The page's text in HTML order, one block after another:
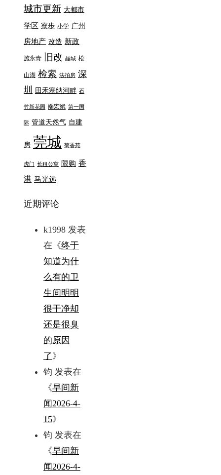
城市更新 大都市
学区 寮步 小学 广州
房地产 改造 新政
施永青 旧改 晶城 松
山湖 检索 法拍房 深
圳
田禾塞纳河畔 石
竹新花园 端宏斌 第一国
际 管道天然气 自建
房 莞城 菊香苑
虎门 长租公寓 限购 香
港 马光远
近期评论
k1998 发表
在《终于
知道为什
么有的卫
生间明明
很干净却
还是很臭
的原因
了 》
钧 发表在
《早间新
闻2026-4-
15》
钧 发表在
《早间新
闻2026-4-